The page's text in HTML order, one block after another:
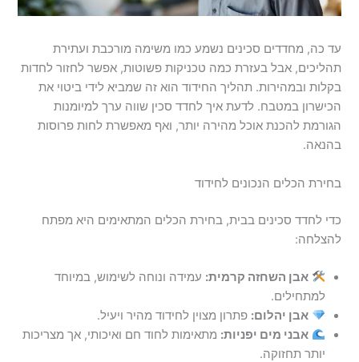
עד כה, מחדדים סכינים נשמע כמו משימה מורכבת ועתירת
תהליכים, אבל בעזרת כמה טכניקות פשוטות, אפשר לחזור לחדות
בקלות ובמהירות. תהליך החידוד הוא זה שמביא לידי ביטוי את
הכישרון במטבח. לדעת איך לחדד סכין שווה ערך למיומנות
הגורמת להכנת אוכל מהירה יותר, ואף מאפשרת לחות פרוסות
בהנאה.
בחירת הכלים הנכונים לחידוד
כדי לחדד סכינים בבית, בחירת הכלים המתאימים היא מפתח
להצלחה:
אבן השחזה קרמית: עמידה ונוחה לשימוש, במיוחד
למתחילים.
אבן יהלום: פתרון מצוין לחידוד מהיר ויעיל.
אבני מים יפניות: מתאימות לחוד חם ואיכותי, אך מצריכות
יותר תחזוקה.